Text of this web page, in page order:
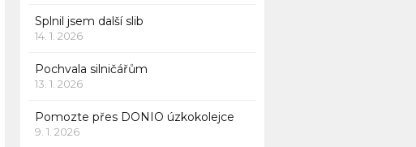
Splnil jsem další slib
14. 1. 2026
Pochvala silničářům
13. 1. 2026
Pomozte přes DONIO úzkokolejce
9. 1. 2026